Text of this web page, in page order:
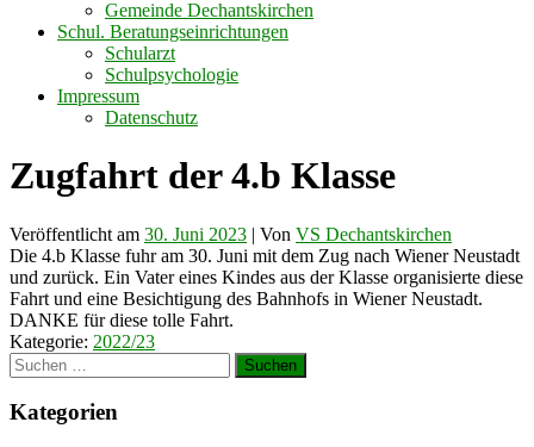
Gemeinde Dechantskirchen
Schul. Beratungseinrichtungen
Schularzt
Schulpsychologie
Impressum
Datenschutz
Zugfahrt der 4.b Klasse
Veröffentlicht am 30. Juni 2023 | Von VS Dechantskirchen
Die 4.b Klasse fuhr am 30. Juni mit dem Zug nach Wiener Neustadt
und zurück. Ein Vater eines Kindes aus der Klasse organisierte diese
Fahrt und eine Besichtigung des Bahnhofs in Wiener Neustadt.
DANKE für diese tolle Fahrt.
Kategorie: 2022/23
Suchen
nach:
Kategorien